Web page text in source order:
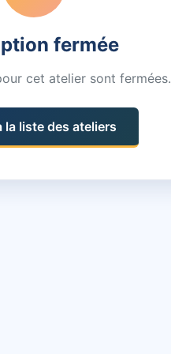
fermée
cet atelier sont fermées.
la liste des ateliers